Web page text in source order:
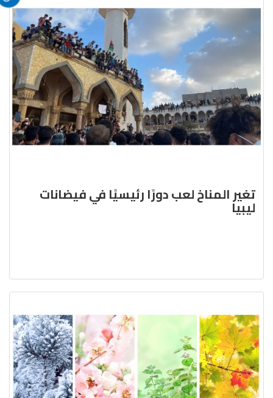
تغير المناخ لعب دورًا رئيسيًا في فيضانات
ليبيا